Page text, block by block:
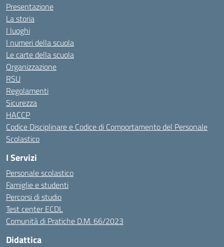
Presentazione
La storia
I luoghi
I numeri della scuola
Le carte della scuola
Organizzazione
RSU
Regolamenti
Sicurezza
HACCP
Codice Disciplinare e Codice di Comportamento del Personale
Scolastico
I Servizi
Personale scolastico
Famiglie e studenti
Percorsi di studio
Test center ECDL
Comunità di Pratiche D.M. 66/2023
Didattica